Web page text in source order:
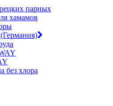
парных
хамамов
без хлора